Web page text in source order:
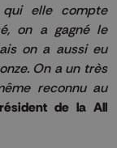
elle compte
on a gagné le
on a aussi eu
On a un très
reconnu au
de la All